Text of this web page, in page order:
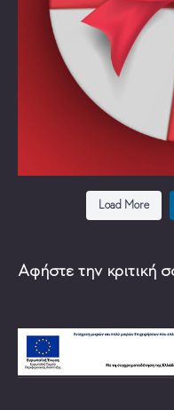
Load More
Αφήστε την κριτική